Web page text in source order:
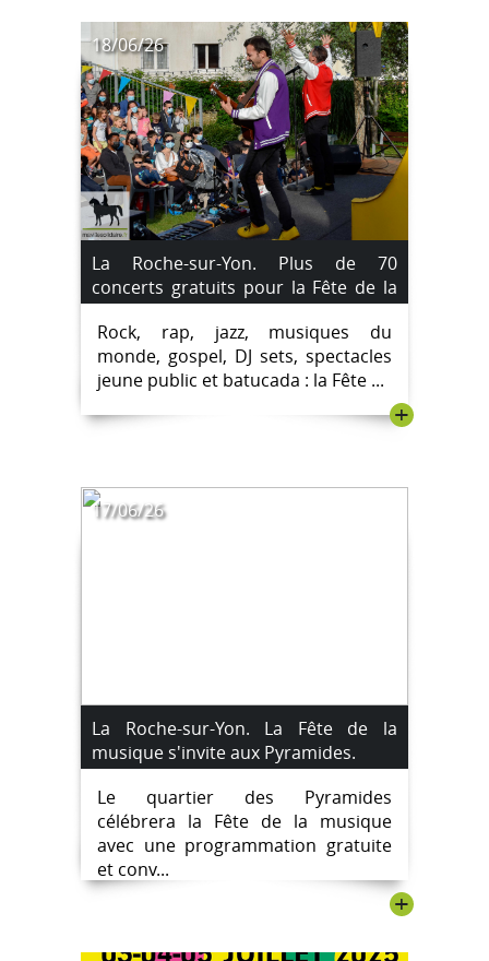
18/06/26
La Roche-sur-Yon. Plus de 70
concerts gratuits pour la Fête de la
musique 2026. Le Programme.
Rock, rap, jazz, musiques du
monde, gospel, DJ sets, spectacles
jeune public et batucada : la Fête ...
+
17/06/26
La Roche-sur-Yon. La Fête de la
musique s'invite aux Pyramides.
Le quartier des Pyramides
célébrera la Fête de la musique
avec une programmation gratuite
et conv...
+